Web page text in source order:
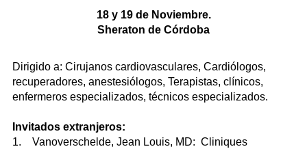
18 y 19 de Noviembre.
Sheraton de Córdoba
Dirigido a: Cirujanos cardiovasculares, Cardiólogos,
recuperadores, anestesiólogos, Terapistas, clínicos,
enfermeros especializados, técnicos especializados.
Invitados extranjeros:
1. Vanoverschelde, Jean Louis, MD: Cliniques